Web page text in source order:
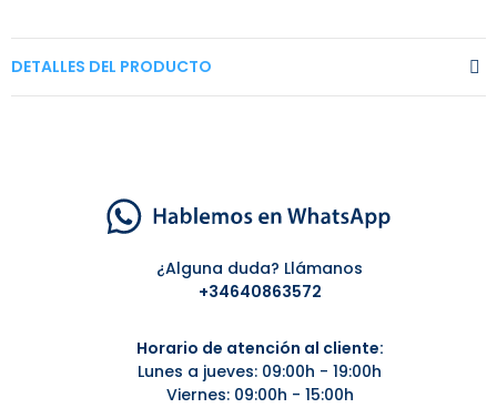
DETALLES DEL PRODUCTO
¿Alguna duda? Llámanos
+34640863572
Horario de atención al cliente:
Lunes a jueves: 09:00h - 19:00h
Viernes: 09:00h - 15:00h